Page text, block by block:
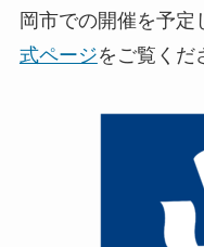
岡市での開催を予定
式ページをご覧くだ